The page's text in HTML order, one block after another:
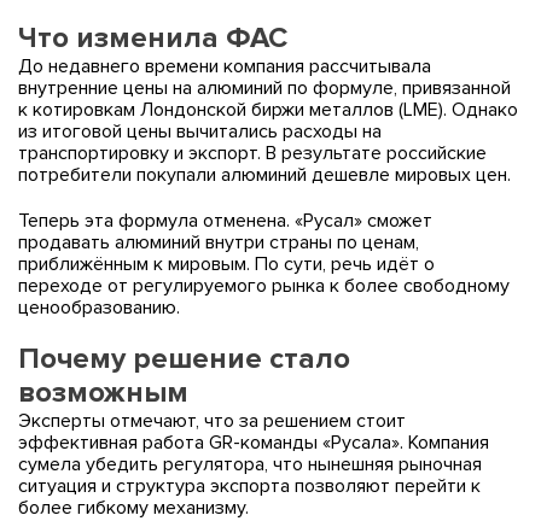
Что изменила ФАС
До недавнего времени компания рассчитывала
внутренние цены на алюминий по формуле, привязанной
к котировкам Лондонской биржи металлов (LME). Однако
из итоговой цены вычитались расходы на
транспортировку и экспорт. В результате российские
потребители покупали алюминий дешевле мировых цен.
Теперь эта формула отменена. «Русал» сможет
продавать алюминий внутри страны по ценам,
приближённым к мировым. По сути, речь идёт о
переходе от регулируемого рынка к более свободному
ценообразованию.
Почему решение стало
возможным
Эксперты отмечают, что за решением стоит
эффективная работа GR-команды «Русала». Компания
сумела убедить регулятора, что нынешняя рыночная
ситуация и структура экспорта позволяют перейти к
более гибкому механизму.